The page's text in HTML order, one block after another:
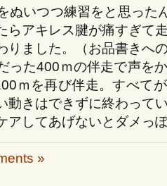
ぬいつつ練習をと思った
らアキレス腱が痛すぎて
りました。（お品書きへ
った400ｍの伴走で声を
ｍを再び伴走。すべて
動きはできずに終わって
アしてあげないとダメっ
»